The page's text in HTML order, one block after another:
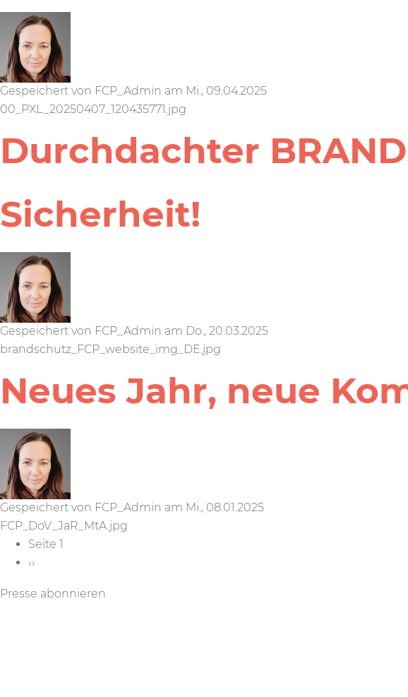
Gespeichert von FCP_Admin am Mi., 09.04.2025
00_PXL_20250407_120435771.jpg
Durchdachter
Sicherheit!
Gespeichert von FCP_Admin am Do., 20.03.2025
brandschutz_FCP_website_img_DE.jpg
Neues Jahr, neue
Gespeichert von FCP_Admin am Mi., 08.01.2025
FCP_DoV_JaR_MtA.jpg
Seitennummerierung
Seite 1
Nächste
››
Presse abonnieren